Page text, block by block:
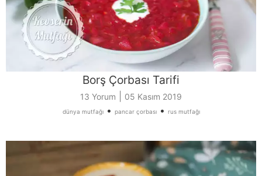
Borş Çorbası Tarifi
13 Yorum 05 Kasım 2019
dünya mutfağı• pancar çorbası• rus mutfağı